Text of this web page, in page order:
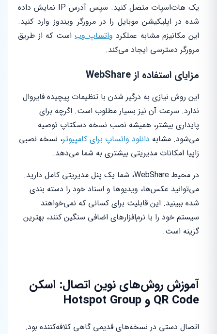
یک هات‌اسپات متصل کنید. سپس آدرس IP نمایش داده
شده در اپلیکیشن موبایل را در مرورگر ویندوز وارد کنید.
این مکانیزم مشابه عملکرد واتساپ وباست که از طریق
مرورگر دسترسی ایجاد می‌کند.
مزایای استفاده از WebShare
این روش نیازی به درگیر شدن با تنظیمات پیچیده فایروال
ندارد. سرعت آن نیز بسیار مطلوب است. اگرچه برای
پایداری بیشتر، همیشه نصب نسخه دسکتاپ توصیه
می‌شود. مشابه دانلود واتساپ برای کامپیوتر، نسخه نصبی
زاپیا امکانات مدیریتی بیشتری به شما می‌دهد.
در محیط WebShare، شما یک پنل مدیریتی کامل دارید.
می‌توانید عکس‌ها، ویدیوها و اسناد خود را دسته بندی
شده ببینید. این قابلیت برای کسانی که نمی‌خواهند
سیستم خود را با نرم‌افزارهای اضافی سنگین کنند، بهترین
گزینه است.
آموزش روش‌های نوین اتصال: اسکن
QR Code و Hotspot Group
اتصال دستی در نسخه‌های قدیمی گاهی کلافه‌کننده بود.